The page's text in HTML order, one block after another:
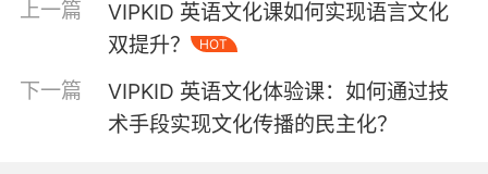
而是通过具体的历史事件、人物传记等资料，使
学员仿佛置身于那个时代，亲身感受文化的起源
与演变。
地理环境作为文化的重要塑造因素，也在课程中
上一篇
VIPKID 英语文化课如何实现语言文化
双提升？
HOT
下一篇
VIPKID 英语文化体验课：如何通过技
术手段实现文化传播的民主化？